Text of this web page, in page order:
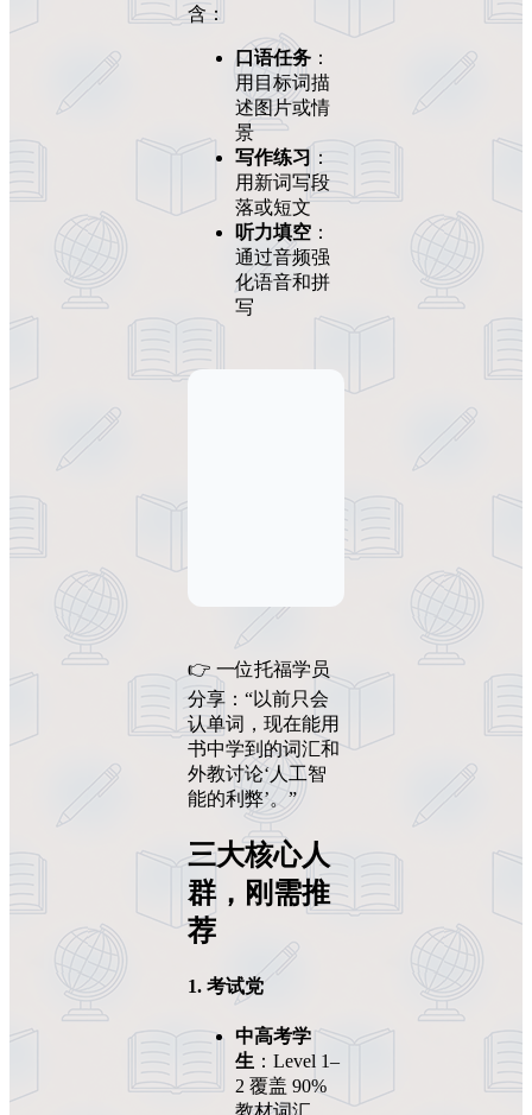
含：
口语任务 ：
用目标词描
述图片或情
景
写作练习 ：
用新词写段
落或短文
听力填空 ：
通过音频强
化语音和拼
写
👉 一位托福学员
分享：“以前只会
认单词，现在能用
书中学到的词汇和
外教讨论‘人工智
能的利弊’。”
三大核心人
群，刚需推
荐
1. 考试党
中高考学
生 ：Level 1–
2 覆盖 90%
教材词汇